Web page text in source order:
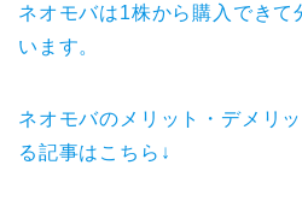
ネオモバは1株から購入できて
います。
ネオモバのメリット・デメリ
る記事はこちら↓